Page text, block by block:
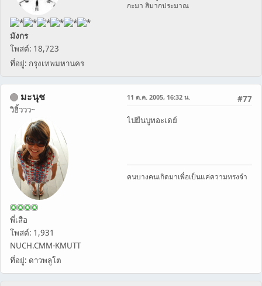
มังกร
โพสต์: 18,723
ที่อยู่: กรุงเทพมหานคร
กะมา สิมากประมาณ
มะนุช
วิฮิ้ววว~
พี่เสือ
โพสต์: 1,931
NUCH.CMM-KMUTT
ที่อยู่: ดาวพลูโต
#77
11 ต.ค. 2005, 16:32 น.
ไปยืนบูทอะเดย์
คนบางคนเกิดมาเพื่อเป็นแค่ความทรงจำ